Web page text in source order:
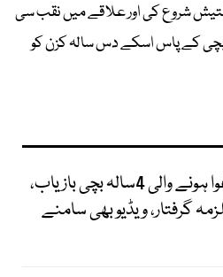
شروع کی اور علاقے میں نقب سی
کے پاس اسکے دس سالہ کزن کو
لاہور؛ اغوا ہونے والی 4سالہ بچی بازیاب،
گرفتار، ویڈیو بھی سامنے